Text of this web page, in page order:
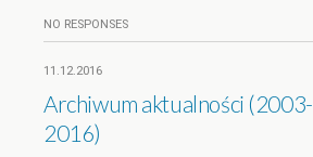
NO RESPONSES
11.12.2016
Archiwum aktualności (2003-
2016)